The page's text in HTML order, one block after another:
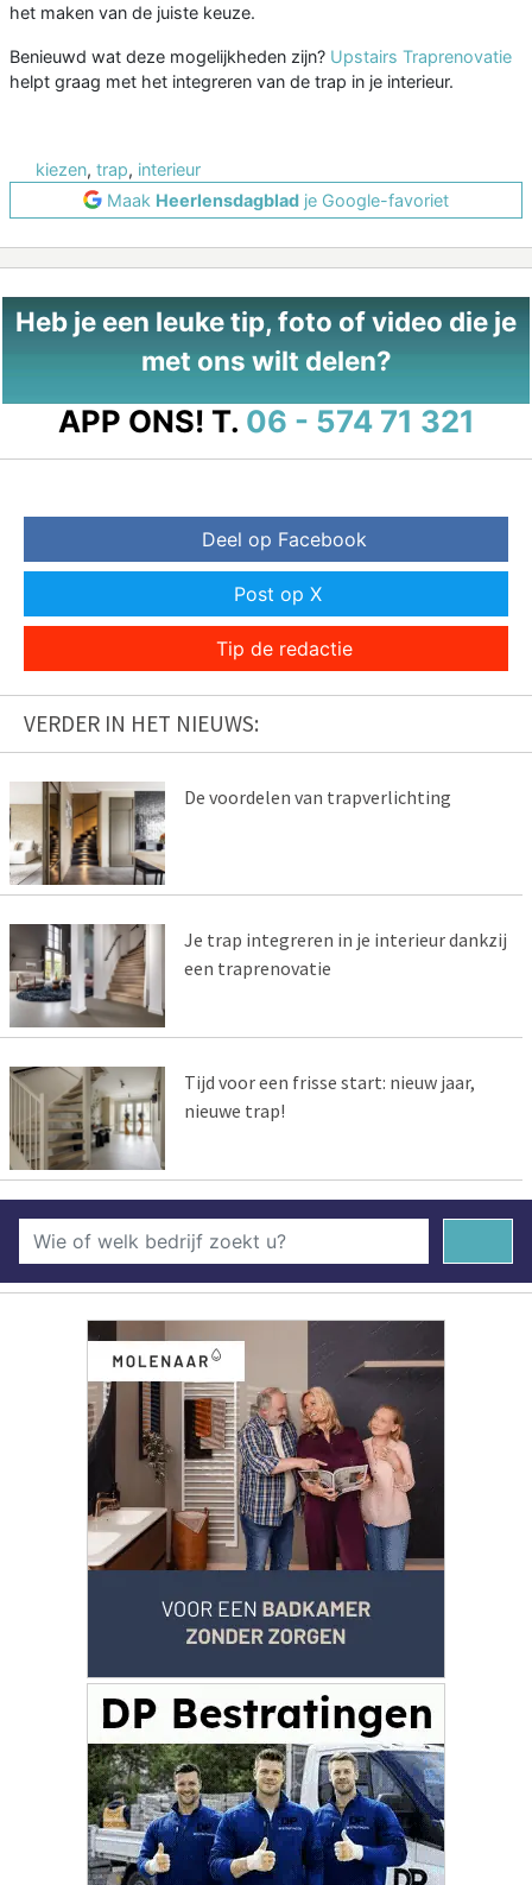
het maken van de juiste keuze.
Benieuwd wat deze mogelijkheden zijn? Upstairs Traprenovatie
helpt graag met het integreren van de trap in je interieur.
kiezen, trap, interieur
Maak Heerlensdagblad je Google-favoriet
Heb je een leuke tip, foto of video die je
met ons wilt delen?
APP ONS! T. 06 - 574 71 321
Deel op Facebook
Post op X
Tip de redactie
VERDER IN HET NIEUWS:
De voordelen van trapverlichting
Je trap integreren in je interieur dankzij
een traprenovatie
Tijd voor een frisse start: nieuw jaar,
nieuwe trap!